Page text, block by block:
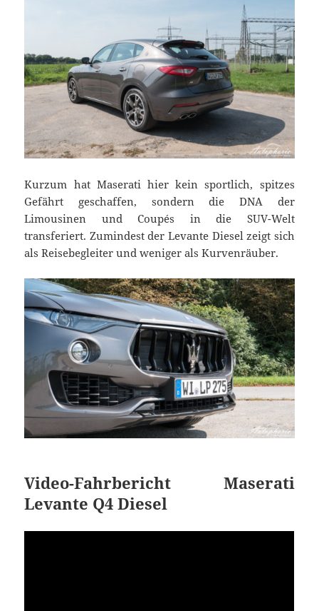
Kurzum hat Maserati hier kein sportlich, spitzes
Gefährt geschaffen, sondern die DNA der
Limousinen und Coupés in die SUV-Welt
transferiert. Zumindest der Levante Diesel zeigt sich
als Reisebegleiter und weniger als Kurvenräuber.
Video-Fahrbericht Maserati
Levante Q4 Diesel